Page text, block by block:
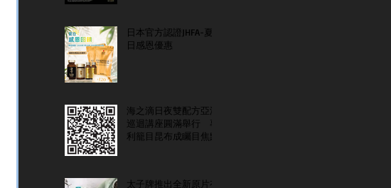
日本官方認證JHFA-夏
日感恩優惠
海之滴日夜雙配方亞洲
巡迴講座圓滿舉行 專
利籠目昆布成矚目焦點
太子牌推出全新原片有